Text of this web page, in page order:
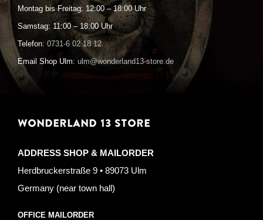
Montag bis Freitag: 12:00 – 18:00 Uhr
Samstag: 11:00 – 18:00 Uhr
Telefon: 0731-6 02 18 12
Email Shop Ulm: ulm@wonderland13-store.de
WONDERLAND 13 STORE
ADDRESS SHOP & MAILORDER
Herdbruckerstraße 9 • 89073 Ulm
Germany (near town hall)
OFFICE MAILORDER